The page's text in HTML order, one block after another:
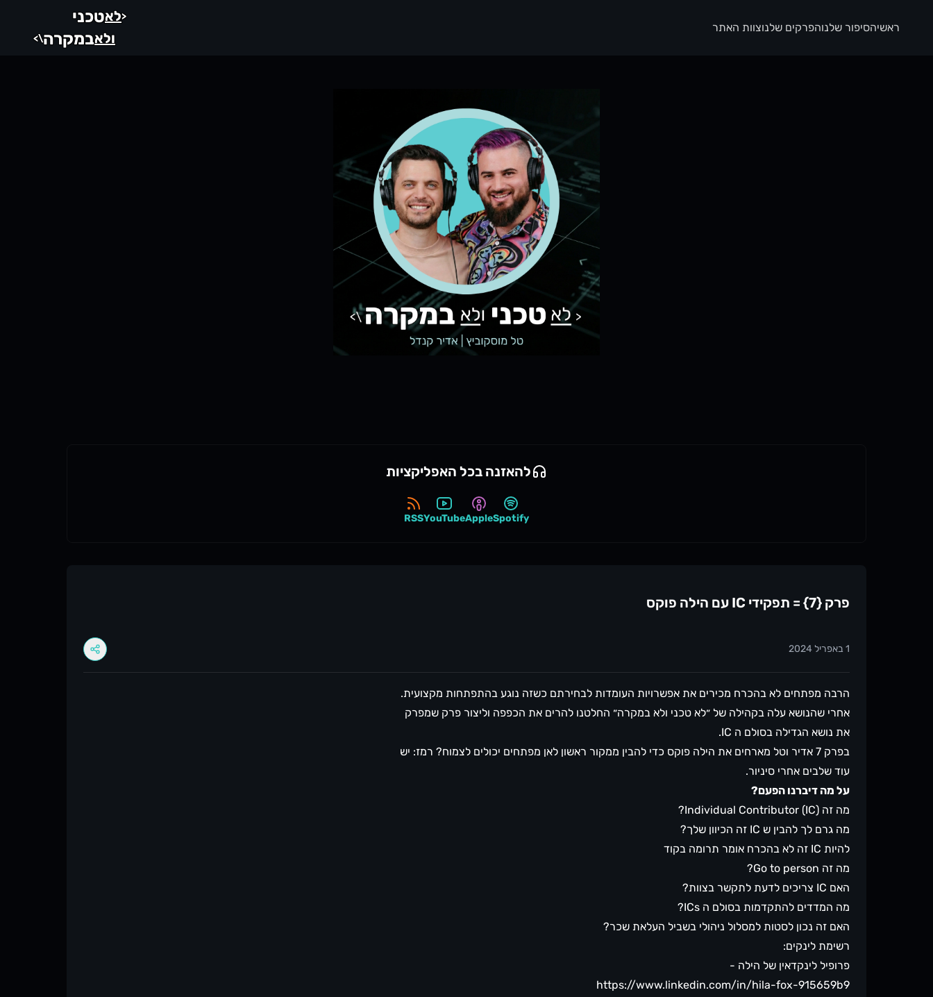
ראשיהסיפור שלנוהפרקים שלנוצוות האתר
<לאטכני
ולאבמקרה\>
להאזנה בכל האפליקציות
Spotify
Apple
YouTube
RSS
פרק {7} = תפקידי IC עם הילה פוקס
1 באפריל 2024
הרבה מפתחים לא בהכרח מכירים את אפשרויות העומדות לבחירתם כשזה נוגע בהתפתחות מקצועית.
אחרי שהנושא עלה בקהילה של ״לא טכני ולא במקרה״ החלטנו להרים את הכפפה וליצור פרק שמפרק
את נושא הגדילה בסולם ה IC.
בפרק 7 אדיר וטל מארחים את הילה פוקס כדי להבין ממקור ראשון לאן מפתחים יכולים לצמוח? רמז: יש
עוד שלבים אחרי סיניור.
על מה דיברנו הפעם?
מה זה Individual Contributor (IC)?
מה גרם לך להבין ש IC זה הכיוון שלך?
להיות IC זה לא בהכרח אומר תרומה בקוד
מה זה Go to person?
האם IC צריכים לדעת לתקשר בצוות?
מה המדדים להתקדמות בסולם ה ICs?
האם זה נכון לסטות למסלול ניהולי בשביל העלאת שכר?
רשימת לינקים:
פרופיל לינקדאין של הילה -
https://www.linkedin.com/in/hila-fox-915659b9